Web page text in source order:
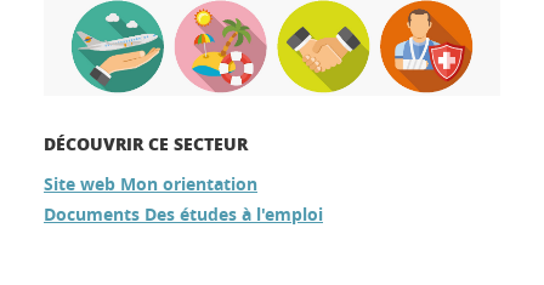
DÉCOUVRIR CE SECTEUR
Site web Mon orientation
Documents Des études à l'emploi